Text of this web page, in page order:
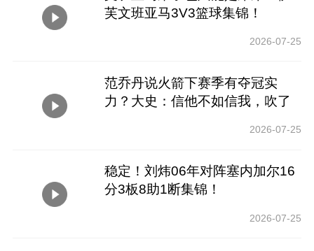
芙文班亚马3V3篮球集锦！
2026-07-25
范乔丹说火箭下赛季有夺冠实
力？大史：信他不如信我，吹了
2026-07-25
稳定！刘炜06年对阵塞内加尔16
分3板8助1断集锦！
2026-07-25